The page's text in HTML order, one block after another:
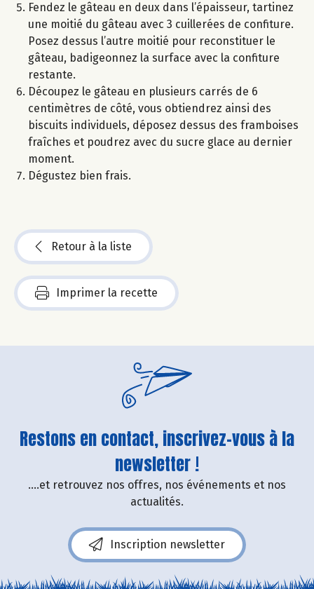
Fendez le gâteau en deux dans l’épaisseur, tartinez
une moitié du gâteau avec 3 cuillerées de confiture.
Posez dessus l’autre moitié pour reconstituer le
gâteau, badigeonnez la surface avec la confiture
restante.
Découpez le gâteau en plusieurs carrés de 6
centimètres de côté, vous obtiendrez ainsi des
biscuits individuels, déposez dessus des framboises
fraîches et poudrez avec du sucre glace au dernier
moment.
Dégustez bien frais.
Retour à la liste
Imprimer la recette
Restons en contact, inscrivez-vous à la
newsletter !
....et retrouvez nos offres, nos événements et nos
actualités.
Inscription newsletter